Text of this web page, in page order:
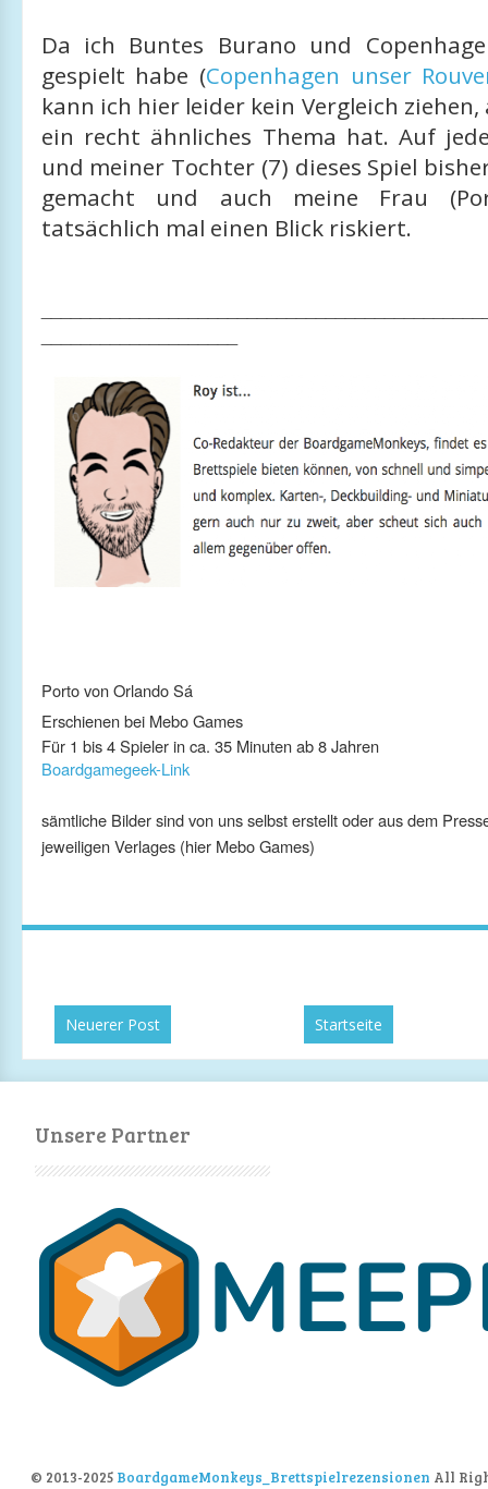
Da ich Buntes Burano und
gespielt habe (Copenhagen unser
kann ich hier leider kein Vergleich
ein recht ähnliches Thema hat. Auf
und meiner Tochter (7) dieses Spiel
gemacht und auch meine Frau
tatsächlich mal einen Blick riskiert.
Porto von Orlando Sá
Erschienen bei Mebo Games
Für 1 bis 4 Spieler in ca. 35 Minuten ab 8 Jahren
Boardgamegeek-Link
sämtliche Bilder sind von uns selbst erstellt oder aus dem
jeweiligen Verlages (hier Mebo Games)
Neuerer Post Startseite
Unsere Partner
© 2013-2025 BoardgameMonkeys_Brettspielrezensionen All